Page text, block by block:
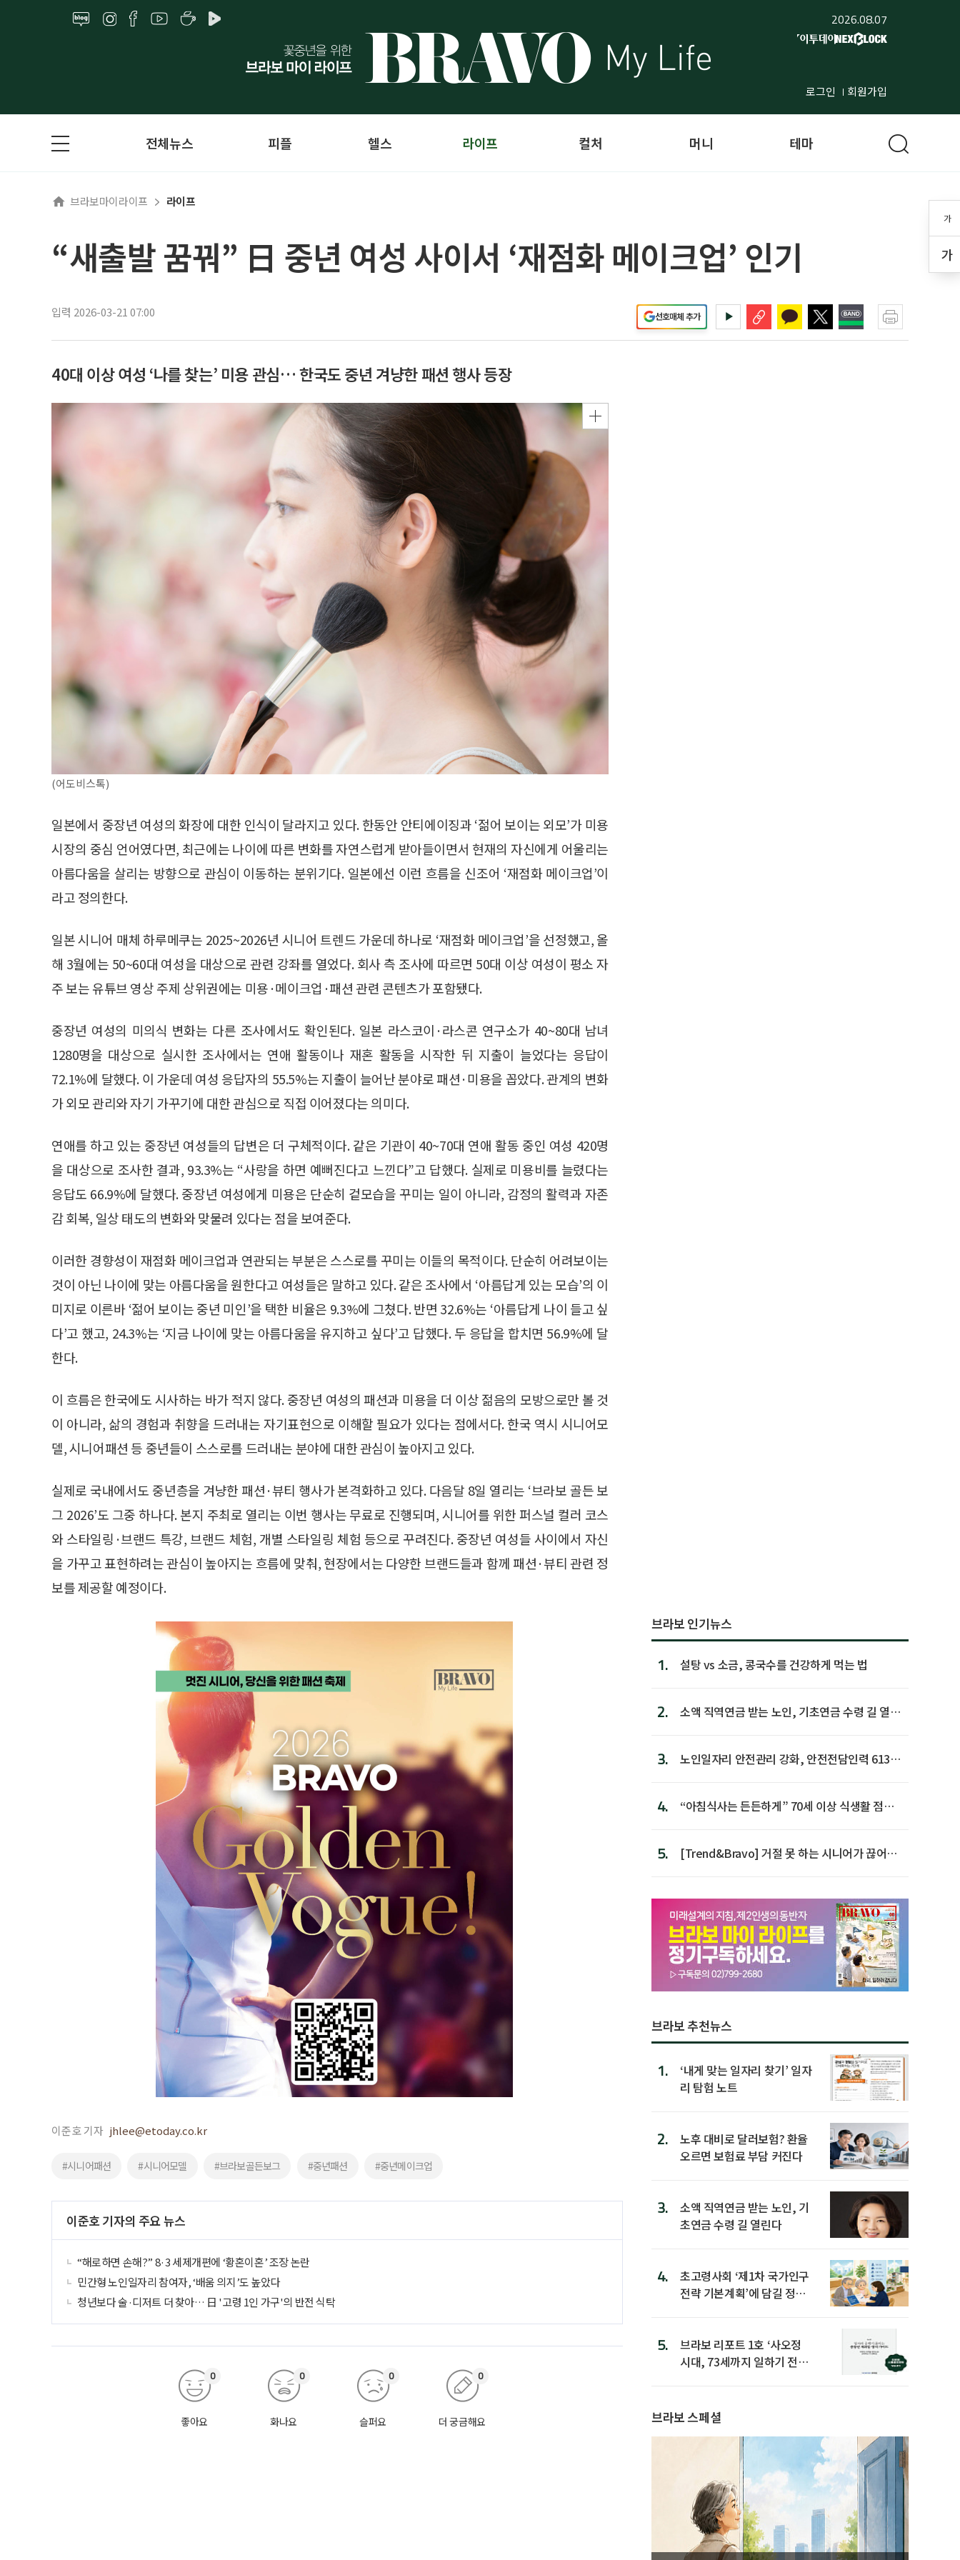
2026.08.07
로그인 회원가입
가
가
전체뉴스 피플 헬스 라이프 컬처 머니 테마
브라보마이라이프 라이프
“새출발 꿈꿔” 日 중년 여성 사이서 ‘재점화 메이크업’ 인기
입력 2026-03-21 07:00 선호매체 추가
40대 이상 여성 ‘나를 찾는’ 미용 관심… 한국도 중년 겨냥한 패션 행사 등장
(어도비스톡)
일본에서 중장년 여성의 화장에 대한 인식이 달라지고 있다. 한동안 안티에이징과 ‘젊어 보이는 외모’가 미용
시장의 중심 언어였다면, 최근에는 나이에 따른 변화를 자연스럽게 받아들이면서 현재의 자신에게 어울리는
아름다움을 살리는 방향으로 관심이 이동하는 분위기다. 일본에선 이런 흐름을 신조어 ‘재점화 메이크업’이
라고 정의한다.
일본 시니어 매체 하루메쿠는 2025~2026년 시니어 트렌드 가운데 하나로 ‘재점화 메이크업’을 선정했고, 올
해 3월에는 50~60대 여성을 대상으로 관련 강좌를 열었다. 회사 측 조사에 따르면 50대 이상 여성이 평소 자
주 보는 유튜브 영상 주제 상위권에는 미용·메이크업·패션 관련 콘텐츠가 포함됐다.
중장년 여성의 미의식 변화는 다른 조사에서도 확인된다. 일본 라스코이·라스콘 연구소가 40~80대 남녀
1280명을 대상으로 실시한 조사에서는 연애 활동이나 재혼 활동을 시작한 뒤 지출이 늘었다는 응답이
72.1%에 달했다. 이 가운데 여성 응답자의 55.5%는 지출이 늘어난 분야로 패션·미용을 꼽았다. 관계의 변화
가 외모 관리와 자기 가꾸기에 대한 관심으로 직접 이어졌다는 의미다.
연애를 하고 있는 중장년 여성들의 답변은 더 구체적이다. 같은 기관이 40~70대 연애 활동 중인 여성 420명
을 대상으로 조사한 결과, 93.3%는 “사랑을 하면 예뻐진다고 느낀다”고 답했다. 실제로 미용비를 늘렸다는
응답도 66.9%에 달했다. 중장년 여성에게 미용은 단순히 겉모습을 꾸미는 일이 아니라, 감정의 활력과 자존
감 회복, 일상 태도의 변화와 맞물려 있다는 점을 보여준다.
이러한 경향성이 재점화 메이크업과 연관되는 부분은 스스로를 꾸미는 이들의 목적이다. 단순히 어려보이는
것이 아닌 나이에 맞는 아름다움을 원한다고 여성들은 말하고 있다. 같은 조사에서 ‘아름답게 있는 모습’의 이
미지로 이른바 ‘젊어 보이는 중년 미인’을 택한 비율은 9.3%에 그쳤다. 반면 32.6%는 ‘아름답게 나이 들고 싶
다’고 했고, 24.3%는 ‘지금 나이에 맞는 아름다움을 유지하고 싶다’고 답했다. 두 응답을 합치면 56.9%에 달
한다.
이 흐름은 한국에도 시사하는 바가 적지 않다. 중장년 여성의 패션과 미용을 더 이상 젊음의 모방으로만 볼 것
이 아니라, 삶의 경험과 취향을 드러내는 자기표현으로 이해할 필요가 있다는 점에서다. 한국 역시 시니어모
델, 시니어패션 등 중년들이 스스로를 드러내는 분야에 대한 관심이 높아지고 있다.
실제로 국내에서도 중년층을 겨냥한 패션·뷰티 행사가 본격화하고 있다. 다음달 8일 열리는 ‘브라보 골든 보
그 2026’도 그중 하나다. 본지 주최로 열리는 이번 행사는 무료로 진행되며, 시니어를 위한 퍼스널 컬러 코스
와 스타일링·브랜드 특강, 브랜드 체험, 개별 스타일링 체험 등으로 꾸려진다. 중장년 여성들 사이에서 자신
을 가꾸고 표현하려는 관심이 높아지는 흐름에 맞춰, 현장에서는 다양한 브랜드들과 함께 패션·뷰티 관련 정
보를 제공할 예정이다.
이준호 기자 jhlee@etoday.co.kr
#시니어패션 #시니어모델 #브라보골든보그 #중년패션 #중년메이크업
이준호 기자의 주요 뉴스
“해로하면 손해?” 8·3 세제개편에 ‘황혼이혼’ 조장 논란
민간형 노인일자리 참여자, ‘배움 의지’도 높았다
청년보다 술·디저트 더 찾아… 日 '고령 1인 가구'의 반전 식탁
좋아요
0
화나요
0
슬퍼요
0
더 궁금해요
0
브라보 인기뉴스
1. 설탕 vs 소금, 콩국수를 건강하게 먹는 법
2.
소액 직역연금 받는 노인, 기초연금 수령 길 열린
3.
노인일자리 안전관리 강화, 안전전담인력 613명
4.
“아침식사는 든든하게” 70세 이상 식생활 점수
5.
[Trend&Bravo] 거절 못 하는 시니어가 끊어야
브라보 추천뉴스
1.
‘내게 맞는 일자리 찾기’ 일자
리 탐험 노트
2.
노후 대비로 달러보험? 환율
오르면 보험료 부담 커진다
3.
소액 직역연금 받는 노인, 기
초연금 수령 길 열린다
4.
초고령사회 ‘제1차 국가인구
전략 기본계획’에 담길 정책
5.
브라보 리포트 1호 ‘사오정
시대, 73세까지 일하기 전략’
브라보 스페셜